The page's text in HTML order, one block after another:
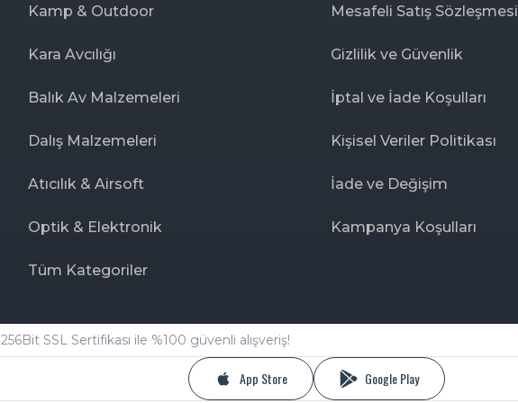
Kamp & Outdoor
Kara Avcılığı
Balık Av Malzemeleri
Dalış Malzemeleri
Atıcılık & Airsoft
Optik & Elektronik
Tüm Kategoriler
Mesafeli Satış Sözleşmesi
Gizlilik ve Güvenlik
İptal ve İade Koşulları
Kişisel Veriler Politikası
İade ve Değişim
Kampanya Koşulları
256Bit SSL Sertifikası ile %100 güvenli alışveriş!
App Store Google Play